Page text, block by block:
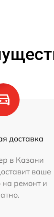
доставка
в Казани
ваше
на ремонт и